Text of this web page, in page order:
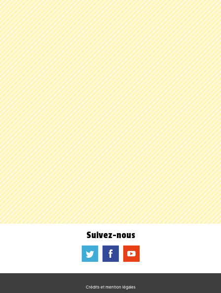
Suivez-nous
a b f
Crédits et mention légales